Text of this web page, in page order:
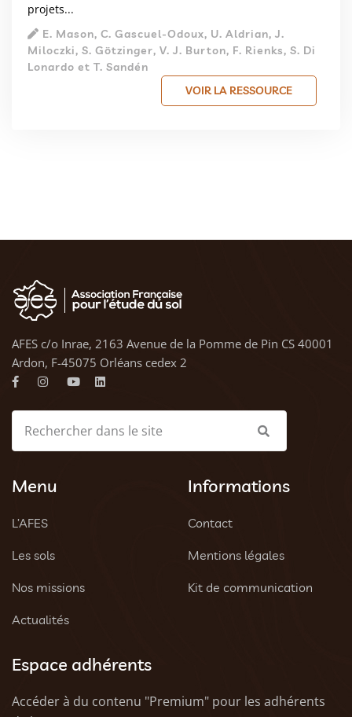
projets...
E. Mason, C. Gascuel-Odoux, U. Aldrian, J.
Miloczki, S. Götzinger, V. J. Burton, F. Rienks, S. Di
Lonardo et T. Sandén
VOIR LA RESSOURCE
AFES c/o Inrae, 2163 Avenue de la Pomme de Pin CS 40001
Ardon, F-45075 Orléans cedex 2
Menu
L’AFES
Les sols
Nos missions
Actualités
Informations
Contact
Mentions légales
Kit de communication
Espace adhérents
Accéder à du contenu "Premium" pour les adhérents